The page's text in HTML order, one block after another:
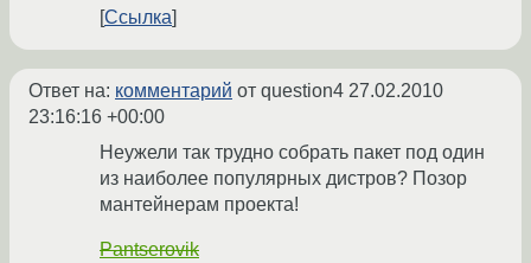
Ссылка
Ответ на: комментарий от question4 27.02.2010
23:16:16 +00:00
Неужели так трудно собрать пакет под один
из наиболее популярных дистров? Позор
мантейнерам проекта!
Pantserovik